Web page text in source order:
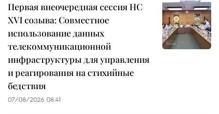
Первая внеочередная сессия НС
XVI созыва: Совместное
использование данных
телекоммуникационной
инфраструктуры для управления
и реагирования на стихийные
бедствия
07/08/2026 08:41